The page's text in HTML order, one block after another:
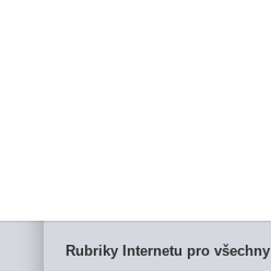
Rubriky Internetu pro všechny